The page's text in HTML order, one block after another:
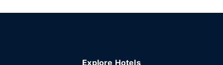
Explore Hotels